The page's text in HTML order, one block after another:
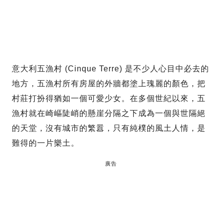
意大利五漁村 (Cinque Terre) 是不少人心目中必去的
地方，五漁村所有房屋的外牆都塗上瑰麗的顏色，把
村莊打扮得猶如一個可愛少女。在多個世紀以來，五
漁村就在崎嶇陡峭的懸崖分隔之下成為一個與世隔絕
的天堂，沒有城市的繁囂，只有純樸的風土人情，是
難得的一片樂土。
廣告